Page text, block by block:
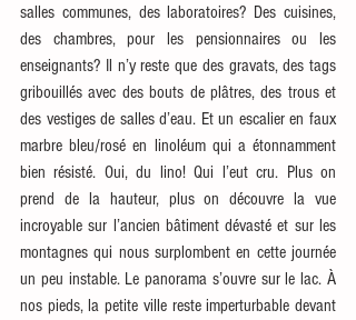
salles communes, des laboratoires? Des cuisines,
des chambres, pour les pensionnaires ou les
enseignants? Il n’y reste que des gravats, des tags
gribouillés avec des bouts de plâtres, des trous et
des vestiges de salles d’eau. Et un escalier en faux
marbre bleu/rosé en linoléum qui a étonnamment
bien résisté. Oui, du lino! Qui l’eut cru. Plus on
prend de la hauteur, plus on découvre la vue
incroyable sur l’ancien bâtiment dévasté et sur les
montagnes qui nous surplombent en cette journée
un peu instable. Le panorama s’ouvre sur le lac. À
nos pieds, la petite ville reste imperturbable devant